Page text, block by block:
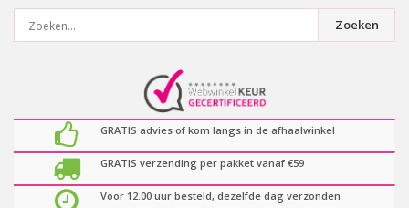
Zoeken
GRATIS advies of kom langs in de afhaalwinkel
GRATIS verzending per pakket vanaf €59
Voor 12.00 uur besteld, dezelfde dag verzonden